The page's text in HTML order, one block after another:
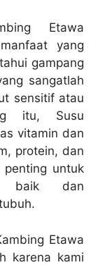
Etawa
yang
gampang
sangatlah
sensitif atau
itu, Susu
vitamin dan
protein, dan
untuk
baik dan
Etawa
karena kami